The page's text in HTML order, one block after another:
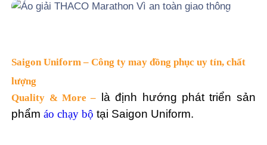
Saigon Uniform – Công ty may đồng phục uy tín, chất
lượng
Quality & More – là định hướng phát triển sản
phẩmáo chạy bộ tại Saigon Uniform.